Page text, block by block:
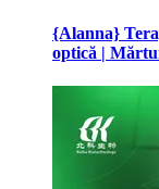
{Alanna}
optică |